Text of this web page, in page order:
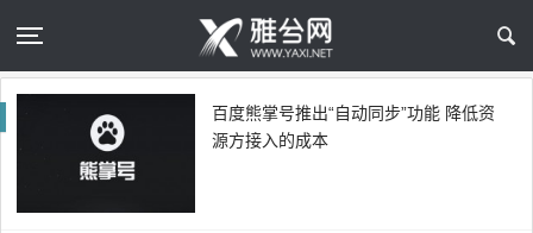
百度熊掌号推出“自动同步”功能 降低资
源方接入的成本